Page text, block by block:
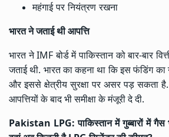
महंगाई पर नियंत्रण रखना
भारत ने जताई थी आपत्ति
भारत ने IMF बोर्ड में पाकिस्तान को बार-बार
जताई थी. भारत का कहना था कि इस फंडिंग
और इससे क्षेत्रीय सुरक्षा पर असर पड़ सकता है.
आपत्तियों के बाद भी समीक्षा के मंजूरी दे दी.
Pakistan LPG: पाकिस्तान में गुब्बारों में गैस